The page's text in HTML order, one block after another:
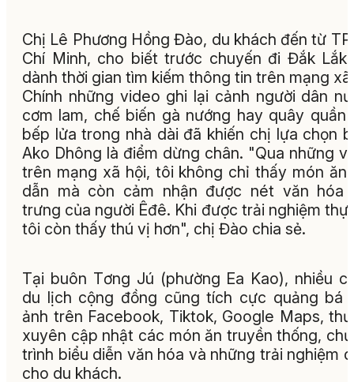
Chị Lê Phương Hồng Đào, du khách đến từ
Chí Minh, cho biết trước chuyến đi Đắk
dành thời gian tìm kiếm thông tin trên mạng xã
Chính những video ghi lại cảnh người dân
cơm lam, chế biến gà nướng hay quây quần
bếp lửa trong nhà dài đã khiến chị lựa chọn
Ako Dhông là điểm dừng chân. "Qua những
trên mạng xã hội, tôi không chỉ thấy món ăn
dẫn mà còn cảm nhận được nét văn hóa
trưng của người Êđê. Khi được trải nghiệm
tôi còn thấy thú vị hơn", chị Đào chia sẻ.
Tại buôn Tơng Jú (phường Ea Kao), nhiều
du lịch cộng đồng cũng tích cực quảng bá
ảnh trên Facebook, Tiktok, Google Maps,
xuyên cập nhật các món ăn truyền thống,
trình biểu diễn văn hóa và những trải nghiệm
cho du khách.